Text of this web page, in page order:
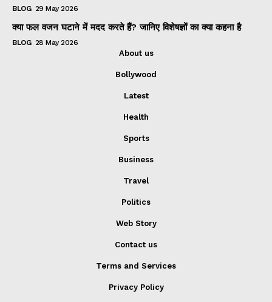
BLOG 29 May 2026
क्या फल वजन घटाने में मदद करते हैं? जानिए विशेषज्ञों का क्या कहना है
BLOG 28 May 2026
About us
Bollywood
Latest
Health
Sports
Business
Travel
Politics
Web Story
Contact us
Terms and Services
Privacy Policy